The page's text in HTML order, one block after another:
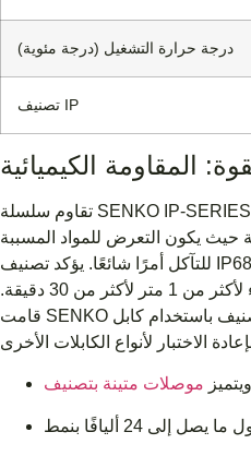
درجة حرارة التشغيل (درجة مئوية)
تصنيف IP
المقاومة الكيميائية
تقاوم سلسلة SENKO IP-SERIES المواد الكيميائية المختلفة. وهذا
حيث يكون التعرض للمواد المسببة
للتآكل أمرًا شائعًا. يؤكد تصنيف IP68 الحماية الكاملة ضد دخول الغبار.
كما أنه يحمي من الغمر في الماء لأكثر من 1 متر لأكثر من 30 دقيقة.
قامت SENKO بالتحقق من صحة هذا التصنيف باستخدام كابل
ويتميز